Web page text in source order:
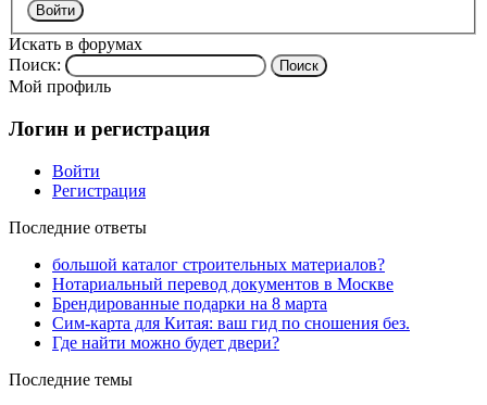
Войти
Искать в форумах
Поиск:
Мой профиль
Логин и регистрация
Войти
Регистрация
Последние ответы
большой каталог строительных материалов?
Нотариальный перевод документов в Москве
Брендированные подарки на 8 марта
Сим-карта для Китая: ваш гид по сношения без.
Где найти можно будет двери?
Последние темы